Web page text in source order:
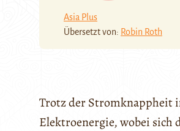
Asia Plus
Übersetzt von: Robin Roth
Trotz der Stromknappheit
Elektroenergie, wobei